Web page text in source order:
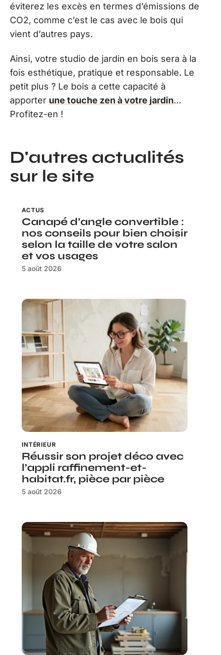
éviterez les excès en termes d’émissions de
CO2, comme c’est le cas avec le bois qui
vient d’autres pays.
Ainsi, votre studio de jardin en bois sera à la
fois esthétique, pratique et responsable. Le
petit plus ? Le bois a cette capacité à
apporter une touche zen à votre jardin…
Profitez-en !
D'autres actualités
sur le site
ACTUS
Canapé d’angle convertible :
nos conseils pour bien choisir
selon la taille de votre salon
et vos usages
5 août 2026
INTÉRIEUR
Réussir son projet déco avec
l’appli raffinement-et-
habitat.fr, pièce par pièce
5 août 2026